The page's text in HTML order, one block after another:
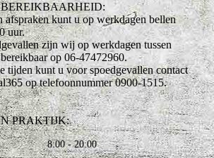
afspraken kunt u op werkdagen bellen
uur.
zijn wij op werkdagen tussen
op 06-47472960.
tijden kunt u voor spoedgevallen contact
op telefoonnummer 0900-1515.
PRAKTIJK:
8:00 - 20:00